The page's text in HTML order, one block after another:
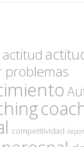
actitud
problemas
competitividad